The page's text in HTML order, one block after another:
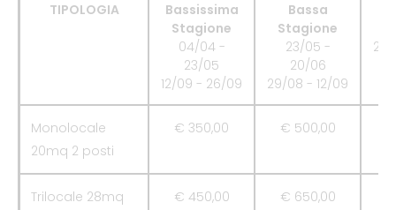
TIPOLOGIA
Bassissima
Stagione
04/04 -
23/05
12/09 - 26/09
Bassa
Stagione
23/05 -
20/06
29/08 - 12/09
Monolocale
20mq 2 posti
€ 350,00 € 500,00
Trilocale 28mq
€ 450,00 € 650,00